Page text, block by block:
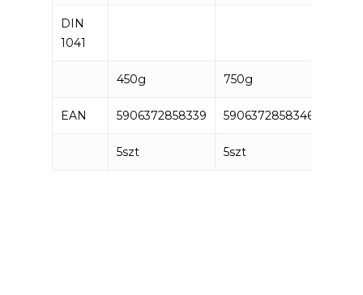
DIN
1041
450g 750g
EAN 5906372858339 5906372858346
5szt 5szt